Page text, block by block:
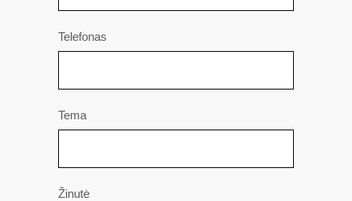
Telefonas
Tema
Žinutė